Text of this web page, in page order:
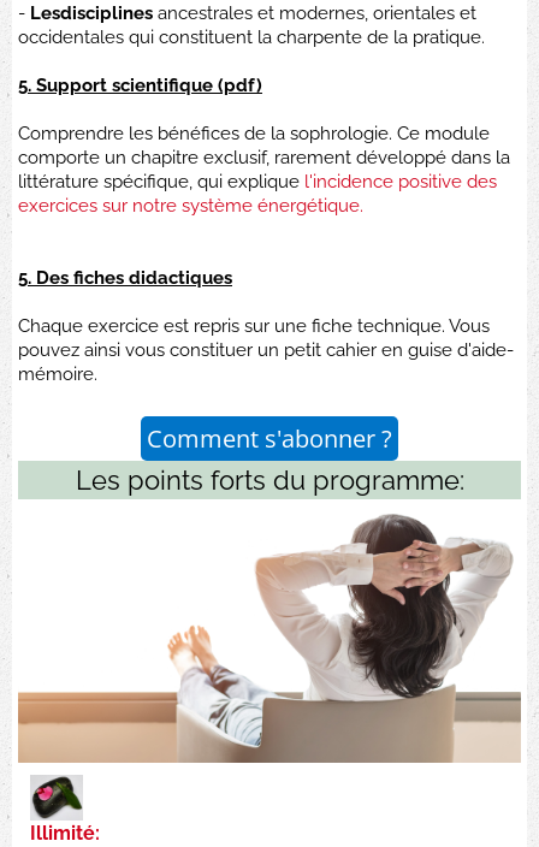
- Lesdisciplines ancestrales et modernes, orientales et
occidentales qui constituent la charpente de la pratique.
5. Support scientifique (pdf)
Comprendre les bénéfices de la sophrologie. Ce module
comporte un chapitre exclusif, rarement développé dans la
littérature spécifique, qui explique l'incidence positive des
exercices sur notre système énergétique.
5. Des fiches didactiques
Chaque exercice est repris sur une fiche technique. Vous
pouvez ainsi vous constituer un petit cahier en guise d'aide-
mémoire.
Comment s'abonner ?
Les points forts du programme:
Illimité: